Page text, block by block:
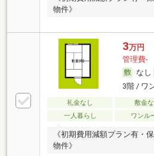
物件》
3万円
管理費-
なし
3階 / ワ
礼金なし 敷金
一人暮らし
ワンル
《初期費用減額プラン有・
物件》